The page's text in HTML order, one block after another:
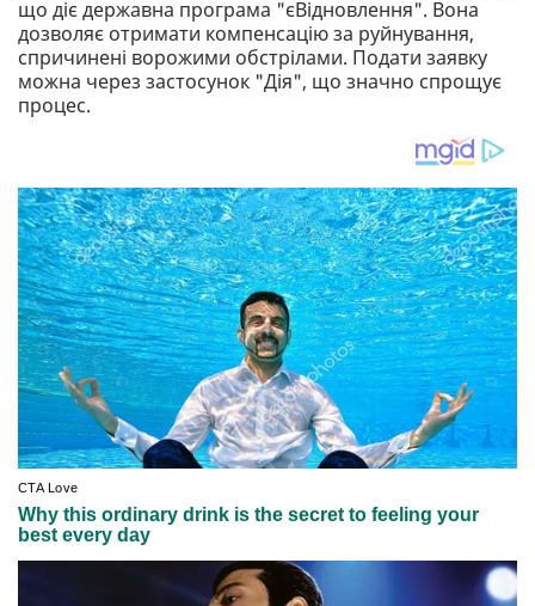
що діє державна програма "єВідновлення". Вона
дозволяє отримати компенсацію за руйнування,
спричинені ворожими обстрілами. Подати заявку
можна через застосунок "Дія", що значно спрощує
процес.